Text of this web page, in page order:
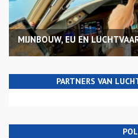
MIJNBOUW, EU EN
PARTNERS VAN